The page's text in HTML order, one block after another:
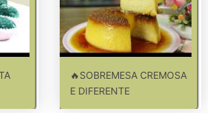
🔥SOBREMESA CREMOSA
E DIFERENTE